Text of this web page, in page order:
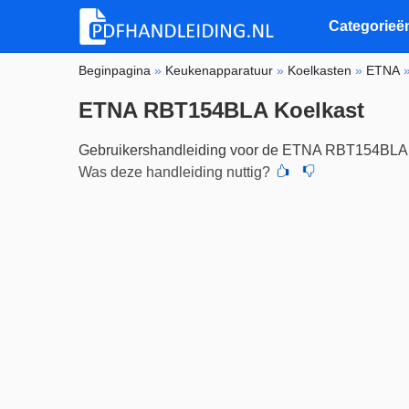
Beginpagina » Keukenapparatuur » Koelkasten » ETNA
ETNA RBT154BLA Koelkast
Gebruikershandleiding voor de ETNA
Was deze handleiding nuttig?